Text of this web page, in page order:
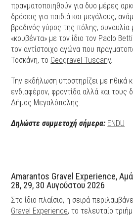
πραγματοποιηθούν για δυο μέρες
δράσεις για παιδιά και μεγάλους,
βραδινός γύρος της πόλης, συναυλία
«κουβέντα» με τον ίδιο τον Paolo
τον αντίστοιχο αγώνα που
Τοσκάνη, το Geogravel Tuscany.
Την εκδήλωση υποστηρίζει με ηθικά
ενδιαφέρον, φροντίδα αλλά και τους
Δήμος Μεγαλόπολης.
Δηλώστε συμμετοχή σήμερα: ENDU
Amarantos Gravel Experience,
28, 29, 30 Αυγούστου 2026
Στο ίδιο πλαίσιο, η σειρά
Gravel Experience, το τελευταίο